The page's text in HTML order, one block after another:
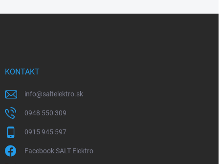
KONTAKT
info@saltelektro.sk
0948 550 309
0915 945 597
Facebook SALT Elektro